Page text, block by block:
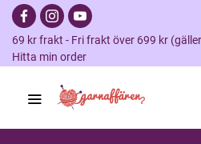
69 kr frakt - Fri frakt över 699 kr
Hitta min order